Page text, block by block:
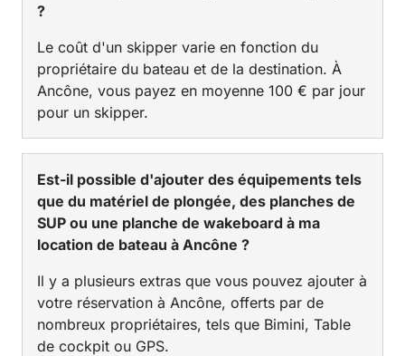
?
Le coût d'un skipper varie en fonction du
propriétaire du bateau et de la destination. À
Ancône, vous payez en moyenne 100 € par jour
pour un skipper.
Est-il possible d'ajouter des équipements tels
que du matériel de plongée, des planches de
SUP ou une planche de wakeboard à ma
location de bateau à Ancône ?
Il y a plusieurs extras que vous pouvez ajouter à
votre réservation à Ancône, offerts par de
nombreux propriétaires, tels que Bimini, Table
de cockpit ou GPS.